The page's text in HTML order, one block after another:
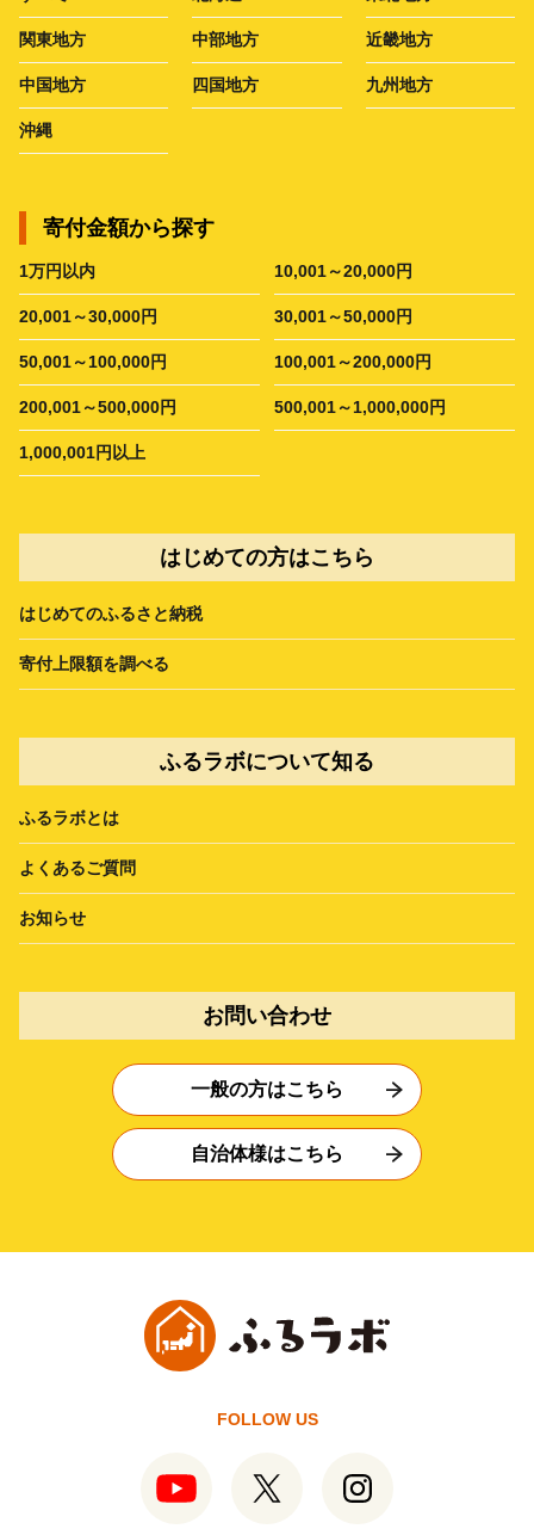
関東地方 中部地方 近畿地方
中国地方 四国地方 九州地方
沖縄
寄付金額から探す
1万円以内 10,001～20,000円
20,001～30,000円 30,001～50,000円
50,001～100,000円 100,001～200,000円
200,001～500,000円 500,001～1,000,000円
1,000,001円以上
はじめての方はこちら
はじめてのふるさと納税
寄付上限額を調べる
ふるラボについて知る
ふるラボとは
よくあるご質問
お知らせ
お問い合わせ
一般の方はこちら
自治体様はこちら
FOLLOW US